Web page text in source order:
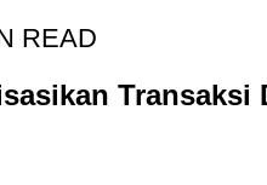
READ